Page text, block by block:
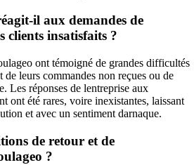
il aux demandes de
clients insatisfaits ?
ont témoigné de grandes difficultés
leurs commandes non reçues ou de
Les réponses de lentreprise aux
ont été rares, voire inexistantes, laissant
et avec un sentiment darnaque.
de retour et de
?